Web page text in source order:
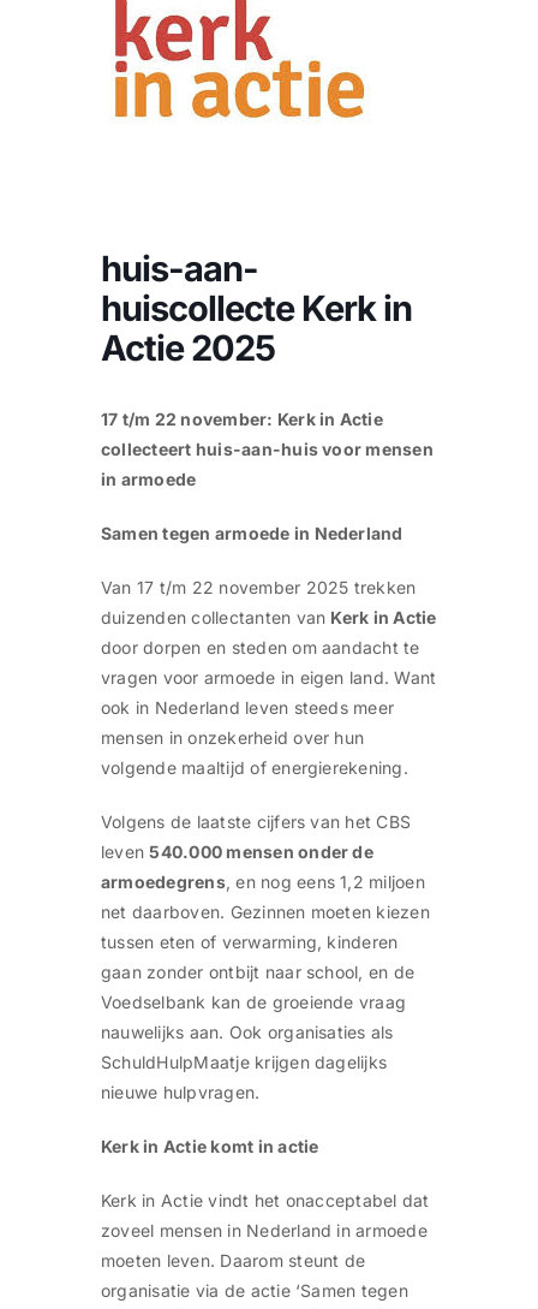
huis-aan-
huiscollecte Kerk in
Actie 2025
17 t/m 22 november: Kerk in Actie
collecteert huis-aan-huis voor mensen
in armoede
Samen tegen armoede in Nederland
Van 17 t/m 22 november 2025 trekken
duizenden collectanten van Kerk in Actie
door dorpen en steden om aandacht te
vragen voor armoede in eigen land. Want
ook in Nederland leven steeds meer
mensen in onzekerheid over hun
volgende maaltijd of energierekening.
Volgens de laatste cijfers van het CBS
leven540.000 mensen onder de
armoedegrens, en nog eens 1,2 miljoen
net daarboven. Gezinnen moeten kiezen
tussen eten of verwarming, kinderen
gaan zonder ontbijt naar school, en de
Voedselbank kan de groeiende vraag
nauwelijks aan. Ook organisaties als
SchuldHulpMaatje krijgen dagelijks
nieuwe hulpvragen.
Kerk in Actie komt in actie
Kerk in Actie vindt het onacceptabel dat
zoveel mensen in Nederland in armoede
moeten leven. Daarom steunt de
organisatie via de actie ‘Samen tegen